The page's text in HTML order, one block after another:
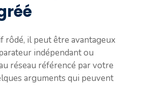
rôdé, il peut être avantageux
indépendant ou
réseau référencé par votre
arguments qui peuvent